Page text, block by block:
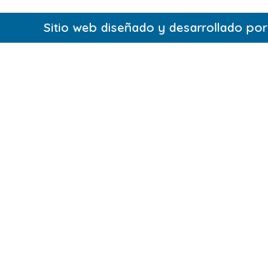
Sitio web diseñado y desarrollado por